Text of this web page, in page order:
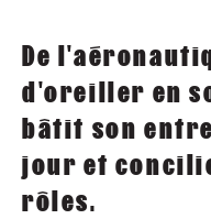
De
d'oreiller en
bâtit son
jour et
rôles.